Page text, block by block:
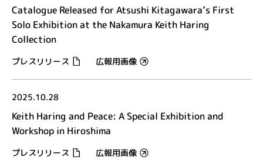
Catalogue Released for Atsushi Kitagawara’s First
Solo Exhibition at the Nakamura Keith Haring
Collection
プレスリリース 広報用画像
2025.10.28
Keith Haring and Peace: A Special Exhibition and
Workshop in Hiroshima
プレスリリース 広報用画像